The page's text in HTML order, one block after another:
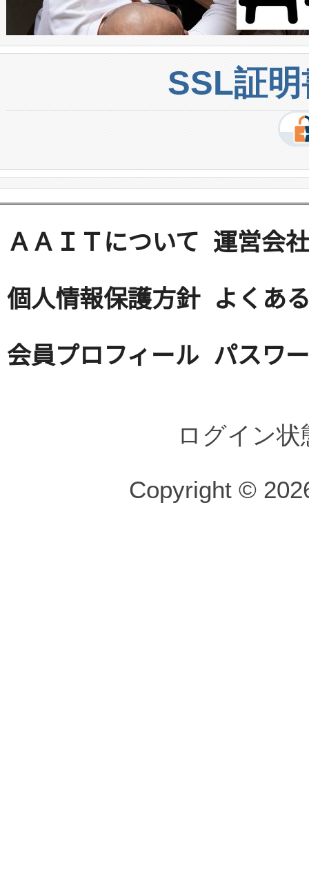
SSL証
ＡＡＩＴについて 運営会社
個人情報保護方針 よくあ
会員プロフィール パスワ
ログイン
Copyright ©